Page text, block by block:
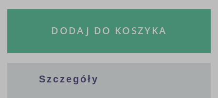
DODAJ DO KOSZYKA
Szczegóły